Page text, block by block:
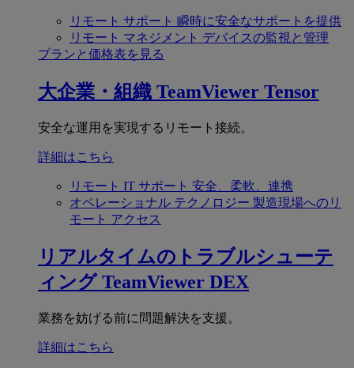
リモート サポート 瞬時に安全なサポートを提供
リモート マネジメント デバイスの監視と管理
プランと価格表を見る
大企業・組織 TeamViewer Tensor
安全な運用を実現するリモート接続。
詳細はこちら
リモート IT サポート 安全、柔軟、連携
オペレーショナル テクノロジー 製造現場へのリ
モート アクセス
リアルタイムのトラブルシューテ
ィング TeamViewer DEX
業務を妨げる前に問題解決を支援。
詳細はこちら